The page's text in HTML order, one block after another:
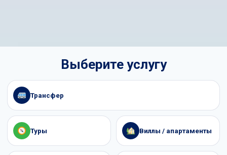
Выберите услугу
Трансфер
Туры Виллы / апартаменты